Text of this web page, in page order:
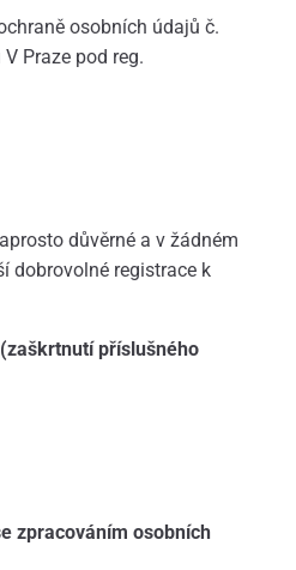
osobních údajů č.
Praze pod reg.
důvěrné a v žádném
dobrovolné registrace k
příslušného
zpracováním osobních